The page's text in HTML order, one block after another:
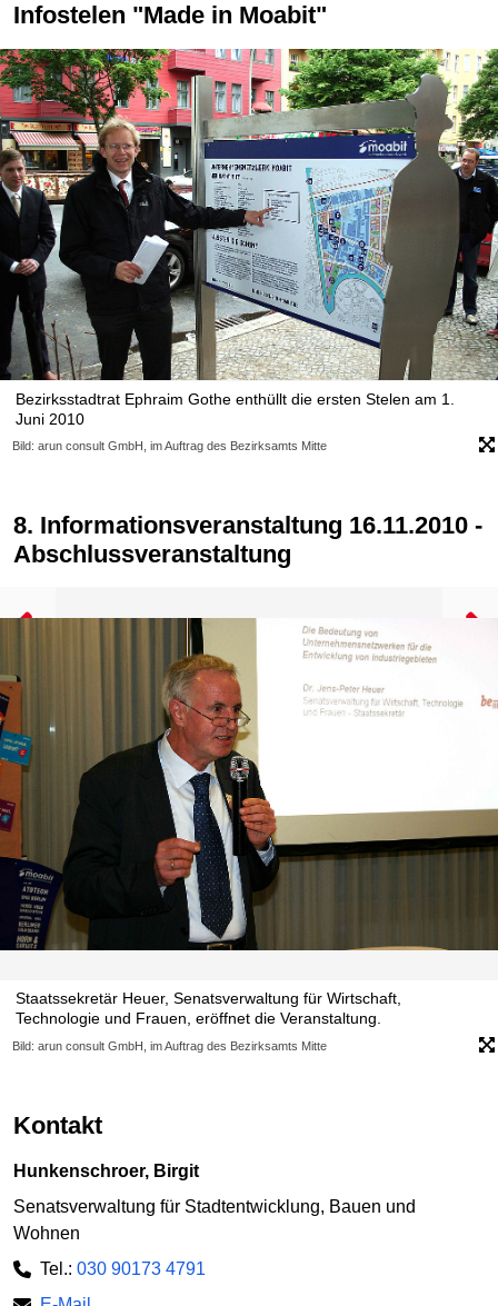
Infostelen "Made in Moabit"
Bezirksstadtrat Ephraim Gothe enthüllt die ersten Stelen am 1.
Juni 2010
Bild: arun consult GmbH, im Auftrag des Bezirksamts Mitte
8. Informationsveranstaltung 16.11.2010 -
Abschlussveranstaltung
Staatssekretär Heuer, Senatsverwaltung für Wirtschaft,
Technologie und Frauen, eröffnet die Veranstaltung.
Bild: arun consult GmbH, im Auftrag des Bezirksamts Mitte
Kontakt
Hunkenschroer, Birgit
Senatsverwaltung für Stadtentwicklung, Bauen und
Wohnen
Tel.: 030 90173 4791